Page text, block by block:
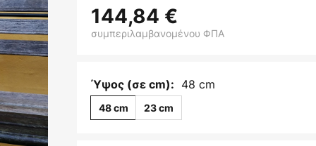
144,84 €
συμπεριλαμβανομένου ΦΠΑ
Ύψος (σε cm): 48 cm
48 cm 23 cm